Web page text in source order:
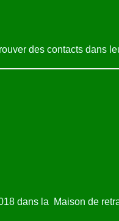
des contacts dans
dans la Maison de